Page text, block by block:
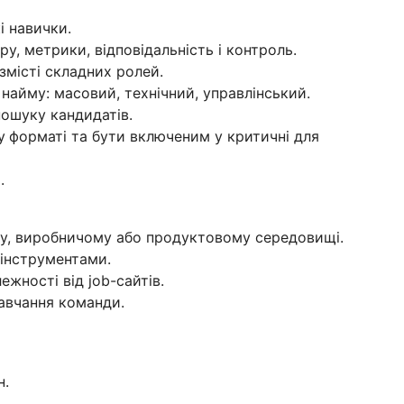
навички.
метрики, відповідальність і контроль.
складних ролей.
масовий, технічний, управлінський.
кандидатів.
форматі та бути включеним у критичні для
виробничому або продуктовому середовищі.
від job-сайтів.
команди.